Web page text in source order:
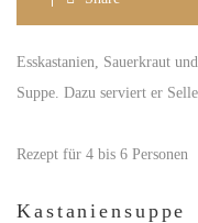
Esskastanien, Sauerkraut
Suppe. Dazu serviert er
Rezept für 4 bis 6 Personen
Kastaniensuppe